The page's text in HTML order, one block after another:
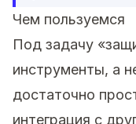
Чем пользуемся
Под задачу
инструменты, а
достаточно
интеграция с